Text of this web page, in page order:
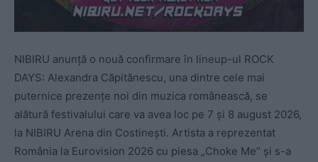
NIBIRU anunță o nouă confirmare în lineup-ul ROCK
DAYS: Alexandra Căpitănescu, una dintre cele mai
puternice prezențe noi din muzica românească, se
alătură festivalului care va avea loc pe 7 și 8 august 2026,
la NIBIRU Arena din Costinești. Artista a reprezentat
România la Eurovision 2026 cu piesa „Choke Me” și s-a